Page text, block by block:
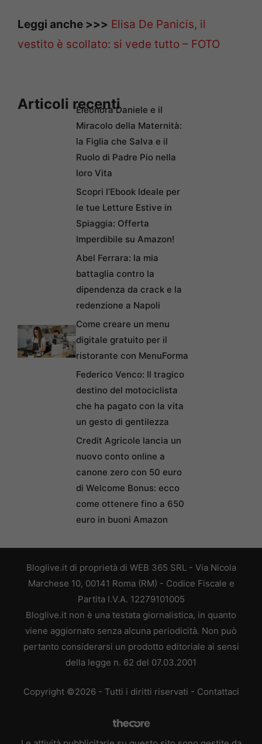
Leggi anche >>> Elisa De Panicis, il
vestito è scollato: si vede tutto – FOTO
Articoli recentiEleonora Daniele e il
Miracolo della Maternità:
la Figlia che Salva e il
Ruolo di Padre Pio nella
loro Vita
Scopri l’Ebook Ideale per
le tue Letture Estive in
Spiaggia: Offerta
Imperdibile su Amazon!
Abel Ferrara: la mia
battaglia contro la
dipendenza da crack e la
redenzione a Napoli
Come creare un menu
digitale gratuito per il
ristorante con MenuForma
Federico Venco: Il tragico
destino del motociclista
che ha pagato con la vita
un gesto di gentilezza
Credit Agricole lancia un
nuovo conto online a
canone zero con 50 euro
di Welcome Bonus: ecco
come ottenere fino a 650
euro in buoni Amazon
Bloglive.it di proprietà di WEB 365 SRL - Via Nicola
Marchese 10, 00141 Roma (RM) - Codice Fiscale e
Partita I.V.A. 12279101005
Bloglive.it non è una testata giornalistica, in quanto
viene aggiornato senza alcuna periodicità. Non può
pertanto considerarsi un prodotto editoriale ai sensi
della legge n. 62 del 07.03.2001
Copyright ©2026 - Tutti i diritti riservati - Contattaci